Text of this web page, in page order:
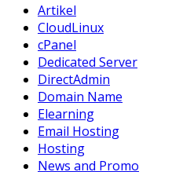
Artikel
CloudLinux
cPanel
Dedicated Server
DirectAdmin
Domain Name
Elearning
Email Hosting
Hosting
News and Promo